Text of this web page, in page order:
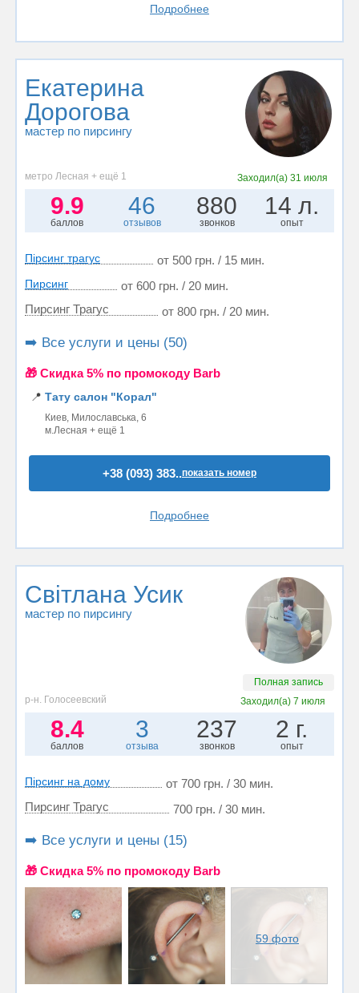
Подробнее
Екатерина
Дорогова
мастер по пирсингу
метро Лесная + ещё 1 Заходил(а)31 июля
9.9
баллов
46
отзывов
880
звонков
14 л.
опыт
Пірсинг трагус от 500 грн. / 15 мин.
Пирсинг
от 600 грн. / 20 мин.
Пирсинг Трагус
от 800 грн. / 20 мин.
➡️ Все услуги и цены (50)
🎁 Cкидка 5% по промокоду Barb
📍 Тату салон "Корал"
Киев, Милославська, 6
м.Лесная + ещё 1
+38 (093) 383..показать номер
Подробнее
Світлана Усик
мастер по пирсингу
Полная запись
р-н. Голосеевский
Заходил(а) 7 июля
8.4
баллов
3
отзыва
237
звонков
2 г.
опыт
Пірсинг на дому
от 700 грн. / 30 мин.
Пирсинг Трагус
700 грн. / 30 мин.
➡️ Все услуги и цены (15)
🎁 Cкидка 5% по промокоду Barb
59 фото